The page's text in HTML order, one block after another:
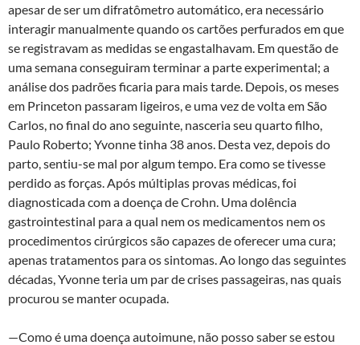
apesar de ser um difratômetro automático, era necessário
interagir manualmente quando os cartões perfurados em que
se registravam as medidas se engastalhavam. Em questão de
uma semana conseguiram terminar a parte experimental; a
análise dos padrões ficaria para mais tarde. Depois, os meses
em Princeton passaram ligeiros, e uma vez de volta em São
Carlos, no final do ano seguinte, nasceria seu quarto filho,
Paulo Roberto; Yvonne tinha 38 anos. Desta vez, depois do
parto, sentiu-se mal por algum tempo. Era como se tivesse
perdido as forças. Após múltiplas provas médicas, foi
diagnosticada com a doença de Crohn. Uma dolência
gastrointestinal para a qual nem os medicamentos nem os
procedimentos cirúrgicos são capazes de oferecer uma cura;
apenas tratamentos para os sintomas. Ao longo das seguintes
décadas, Yvonne teria um par de crises passageiras, nas quais
procurou se manter ocupada.
—Como é uma doença autoimune, não posso saber se estou